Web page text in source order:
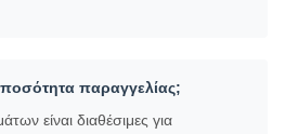
ποσότητα παραγγελίας;
είναι διαθέσιμες για